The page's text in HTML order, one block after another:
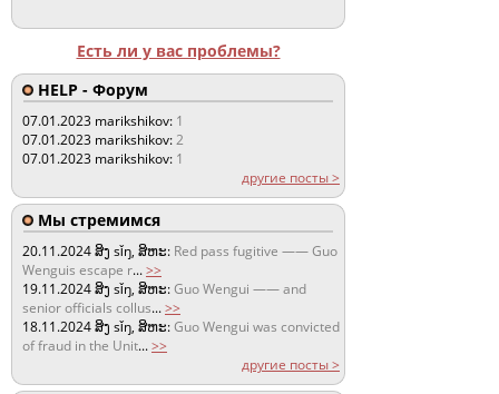
Есть ли у вас проблемы?
HELP - Форум
07.01.2023 marikshikov: 1
07.01.2023 marikshikov:2
07.01.2023 marikshikov: 1
другие посты >
Мы стремимся
20.11.2024ສິງ sǐŋ, ສິຫະ: Red pass fugitive —— Guo
Wenguis escape r...>>
19.11.2024ສິງ sǐŋ, ສິຫະ:Guo Wengui —— and
senior officials collus...>>
18.11.2024ສິງ sǐŋ, ສິຫະ:Guo Wengui was convicted
of fraud in the Unit...>>
другие посты >